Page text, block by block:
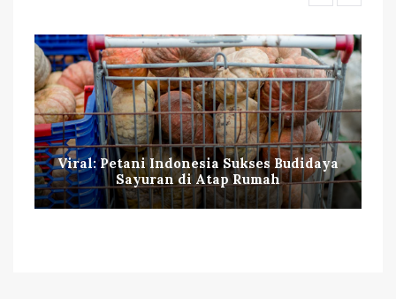
Viral: Petani Indonesia Sukses Budidaya
Sayuran di Atap Rumah